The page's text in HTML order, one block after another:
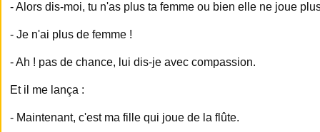
- Alors dis-moi, tu n'as plus ta femme ou bien elle ne joue
- Je n'ai plus de femme !
- Ah ! pas de chance, lui dis-je avec compassion.
Et il me lança :
- Maintenant, c'est ma fille qui joue de la flûte.